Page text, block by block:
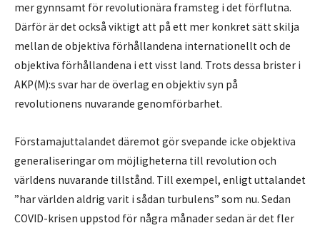
mer gynnsamt för revolutionära framsteg i det förflutna.
Därför är det också viktigt att på ett mer konkret sätt skilja
mellan de objektiva förhållandena internationellt och de
objektiva förhållandena i ett visst land. Trots dessa brister i
AKP(M):s svar har de överlag en objektiv syn på
revolutionens nuvarande genomförbarhet.
Förstamajuttalandet däremot gör svepande icke objektiva
generaliseringar om möjligheterna till revolution och
världens nuvarande tillstånd. Till exempel, enligt uttalandet
”har världen aldrig varit i sådan turbulens” som nu. Sedan
COVID-krisen uppstod för några månader sedan är det fler